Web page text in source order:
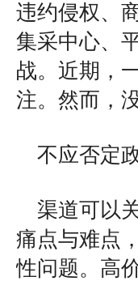
违约侵权、
集采中心、
战。近期，
注。然而，
不应否定
渠道可以
痛点与难点
性问题。高